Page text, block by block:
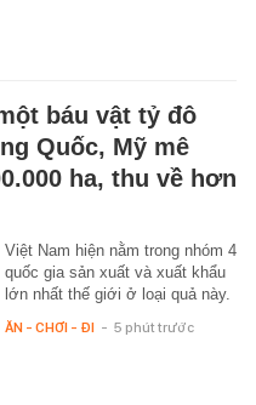
báu vật tỷ đô
Quốc, Mỹ mê
ha, thu về hơn
Việt Nam hiện nằm trong nhóm 4
quốc gia sản xuất và xuất khẩu
lớn nhất thế giới ở loại quả này.
ĂN - CHƠI - ĐI - 5 phút trước